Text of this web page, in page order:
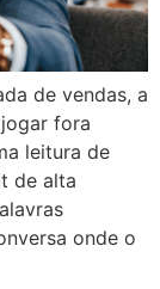
de vendas, a
fora
leitura de
de alta
onde o